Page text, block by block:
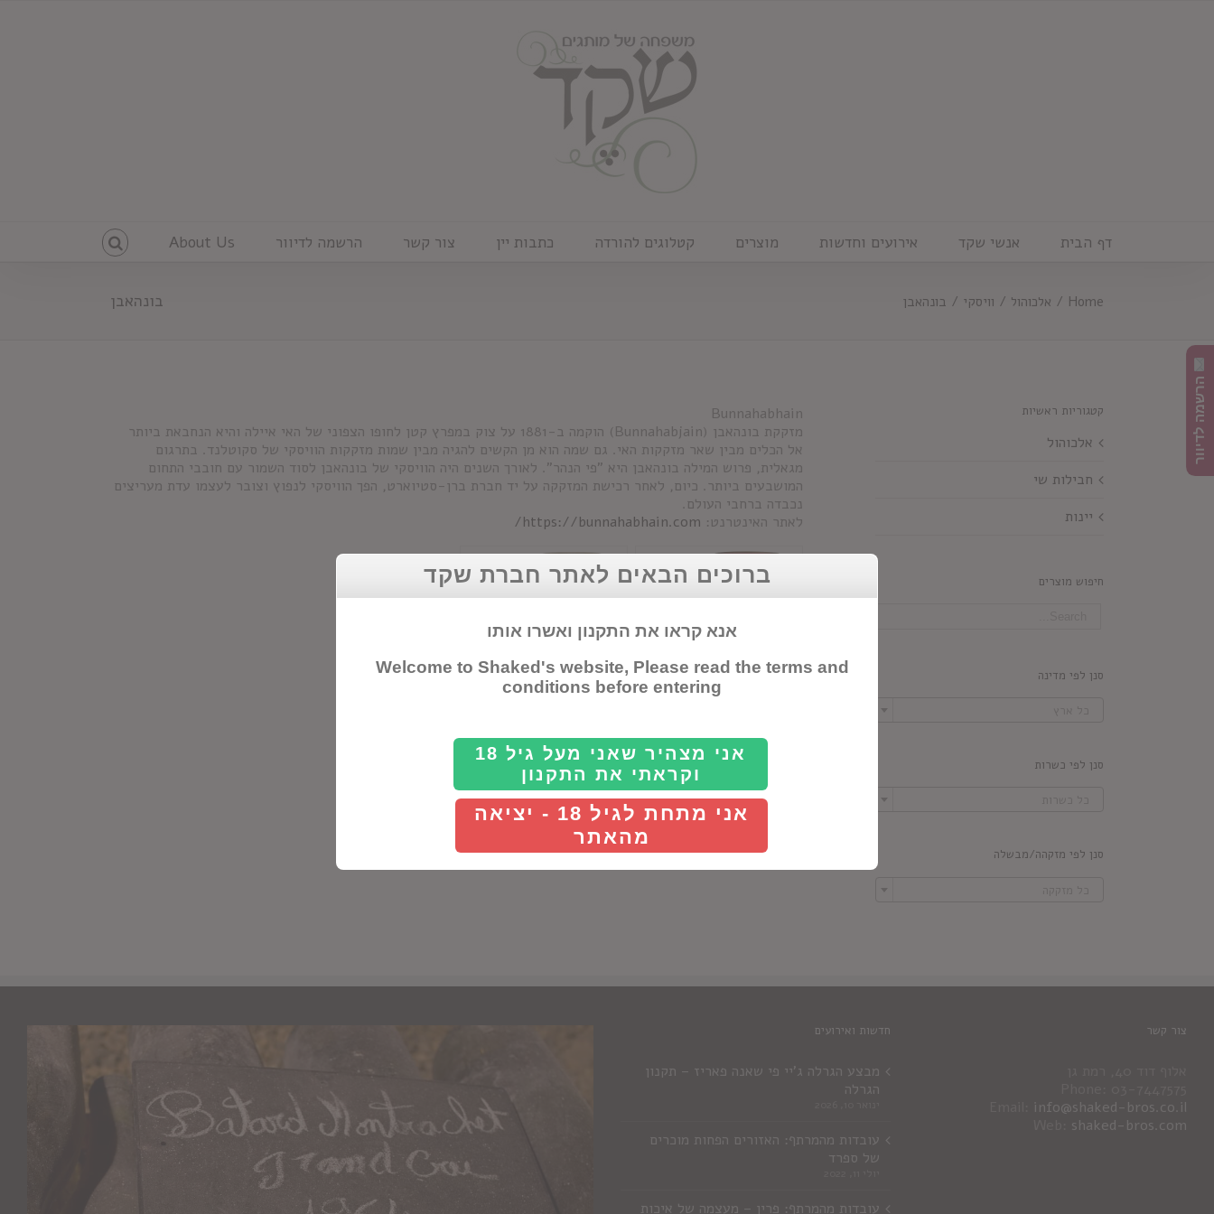
דף הבית אנשי שקד אירועים וחדשות מוצרים קטלוגים להורדה כתבות יין צור קשר הרשמה לדיוור About Us
בונהאבן Home
/ אלכוהול / וויסקי / בונהאבן
Bunnahabhain
מזקקת בונהאבן (Bunnahabjain) הוקמה ב-1881 על צוק במפרץ קטן לחופו הצפוני של האי איילה והיא הנחבאת ביותר
אל הכלים מבין שאר מזקקות האי. גם שמה הוא מן הקשים להגיה מבין שמות מזקקות הוויסקי של סקוטלנד. בתרגום
מגאלית, פרוש המילה בונהאבן היא "פי הנהר". לאורך השנים היה הוויסקי של בונהאבן לסוד השמור עם חובבי התחום
המושבעים ביותר. כיום, לאחר רכישת המזקקה על יד חברת ברן-סטיוארט, הפך הוויסקי לנפוץ וצובר לעצמו עדת מעריצים
נכבדה ברחבי העולם.
לאתר האינטרנט: https://bunnahabhain.com/
בונהאבן 12 שנה בונאהבן סטיורדר
קטגוריות ראשיות
אלכוהול
חבילות שי
יינות
חיפוש מוצרים
סנן לפי מדינה
סנן לפי כשרות
סנן לפי מזקהה/מבשלה
צור קשר
info@shaked-bros.co.il
shaked-bros.com
חדשות ואירועים
מבצע הגרלה ג'יי פי שאנה פאריז – תקנון
הגרלה
עובדות מהמרתף: האזורים הפחות מוכרים
של ספרד
עובדות מהמרתף: פרין – מעצמה של איכות
הרשמה לדיוור
ברוכים הבאים לאתר חברת שקד
אנא קראו את התקנון ואשרו אותו
Welcome to Shaked's website, Please read the terms and
conditions before entering
אני מצהיר שאני מעל גיל 18
וקראתי את התקנון
אני מתחת לגיל 18 - יציאה
מהאתר